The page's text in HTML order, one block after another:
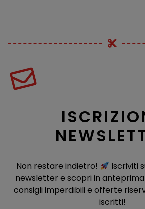
Non restare indietro!
Iscriviti
newsletter e scopri in
consigli imperdibili e offerte
iscritti!